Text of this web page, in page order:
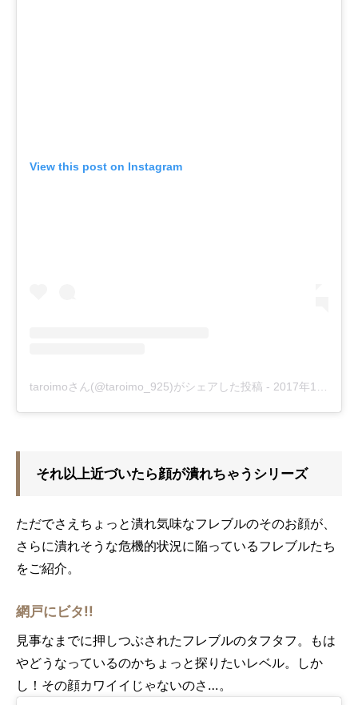
View this post on Instagram
taroimoさん(@taroimo_925)がシェアした投稿 - 2017年12月月2日午前2時39分PST
それ以上近づいたら顔が潰れちゃうシリーズ
ただでさえちょっと潰れ気味なフレブルのそのお顔が、
さらに潰れそうな危機的状況に陥っているフレブルたち
をご紹介。
網戸にビタ!!
見事なまでに押しつぶされたフレブルのタフタフ。もは
やどうなっているのかちょっと探りたいレベル。しか
し！その顔カワイイじゃないのさ…。